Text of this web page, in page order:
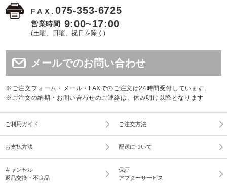
FAX.075-353-6725
営業時間 9:00~17:00
(土曜、日曜、祝日を除く)
メールでのお問い合わせ
※ご注文フォーム・メール・FAXでのご注文は24時間受付しています。
※ご注文の納期・お問い合わせのご連絡は、休み明け以降となります
ご利用ガイド ご注文方法
お支払方法 配送について
キャンセル
返品交換・不良品
保証
アフターサービス